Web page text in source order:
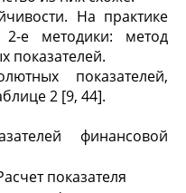
На практике
е методики: метод
показателей.
показателей,
2 [9, 44].
финансовой
показателя